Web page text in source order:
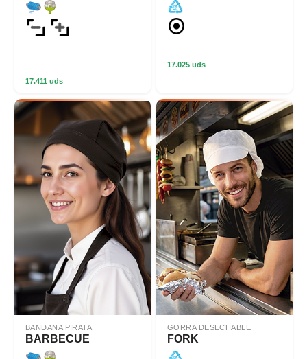
17.411 uds
17.025 uds
BANDANA PIRATA
BARBECUE
GORRA DESECHABLE
FORK